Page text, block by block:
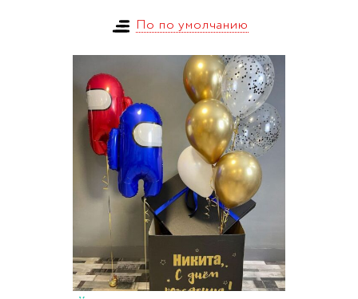
По по умолчанию